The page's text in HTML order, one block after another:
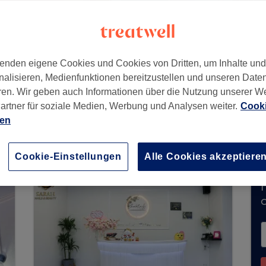
, Berlin, 10247
keine Buchungen über Treatwell
in Ihrer Nähe zu finden.
eigene Cookies und Cookies von Dritten, um Inhalte
Medienfunktionen bereitzustellen und unseren
Wir geben auch Informationen über die Nutzung unserer
für soziale Medien, Werbung und Analysen weiter.
Cookie-Einstellungen Alle Cookies